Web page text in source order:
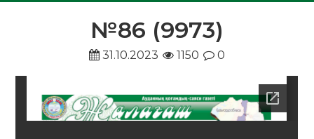
№86 (9973)
31.10.2023 1150 0